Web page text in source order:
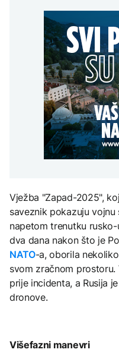
Vježba "Zapad-2025",
saveznik pokazuju
napetom trenutku
dva dana nakon što je
NATO-a, oborila
svom zračnom
prije incidenta, a Rusija
dronove.
Višefazni manevri